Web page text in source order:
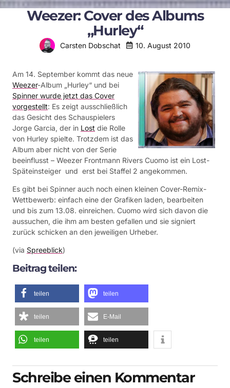
Weezer: Cover des Albums
„Hurley“
Carsten Dobschat 10. August 2010
Am 14. September kommt das neue
Weezer-Album „Hurley“ und bei
Spinner wurde jetzt das Cover
vorgestellt: Es zeigt ausschließlich
das Gesicht des Schauspielers
Jorge Garcia, der in Lost die Rolle
von Hurley spielte. Trotzdem ist das
Album aber nicht von der Serie
beeinflusst – Weezer Frontmann Rivers Cuomo ist ein Lost-
Späteinsteiger und erst bei Staffel 2 angekommen.
Es gibt bei Spinner auch noch einen kleinen Cover-Remix-
Wettbewerb: einfach eine der Grafiken laden, bearbeiten
und bis zum 13.08. einreichen. Cuomo wird sich davon die
aussuchen, die ihm am besten gefallen und sie signiert
zurück schicken an den jeweiligen Urheber.
(via Spreeblick)
Beitrag teilen:
teilen teilen
teilen E-Mail
teilen teilen
Schreibe einen Kommentar